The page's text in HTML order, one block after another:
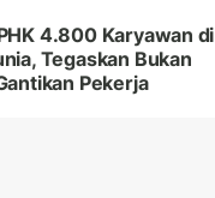
4.800 Karyawan di
Tegaskan Bukan
Pekerja